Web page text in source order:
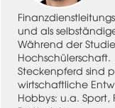
und als
Während der
Hochschülerschaft.
Steckenpferd sind
wirtschaftliche
Hobbys: u.a. Sport,